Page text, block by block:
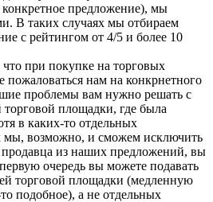
конкретное предложение), мы
В таких случаях мы отбираем
с рейтингом от 4/5 и более 10
при покупке на торговых
нам на конкрнетного
проблемы вам нужно решать с
площадки, где была
в каких-то отдельных
мы, возможно, и сможем исключить
из наших предложений, вы
очередь вы можете подавать
торговой площадки (медленную
подобное), а не отдельных